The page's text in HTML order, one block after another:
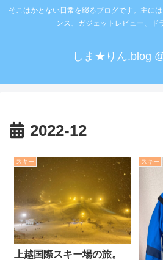
そこはかとない日常を綴るブログです。主に
ンス、ガジェットレビュー、ド
しま★りん.blog
2022-12
スキー
上越国際スキー場の旅。
スキー